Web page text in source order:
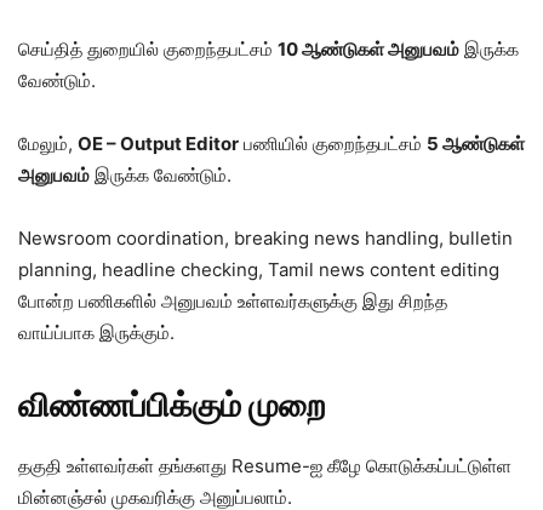
செய்தித் துறையில் குறைந்தபட்சம் 10 ஆண்டுகள் அனுபவம் இருக்க
வேண்டும்.
மேலும், OE – Output Editor பணியில் குறைந்தபட்சம் 5 ஆண்டுகள்
அனுபவம் இருக்க வேண்டும்.
Newsroom coordination, breaking news handling, bulletin
planning, headline checking, Tamil news content editing
போன்ற பணிகளில் அனுபவம் உள்ளவர்களுக்கு இது சிறந்த
வாய்ப்பாக இருக்கும்.
விண்ணப்பிக்கும் முறை
தகுதி உள்ளவர்கள் தங்களது Resume-ஐ கீழே கொடுக்கப்பட்டுள்ள
மின்னஞ்சல் முகவரிக்கு அனுப்பலாம்.